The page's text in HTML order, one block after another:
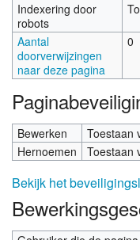
Indexering door
robots
Aantal
doorverwijzingen
naar deze pagina
0
Bewerken
Toestaan
Hernoemen
Toestaan
Bekijk het